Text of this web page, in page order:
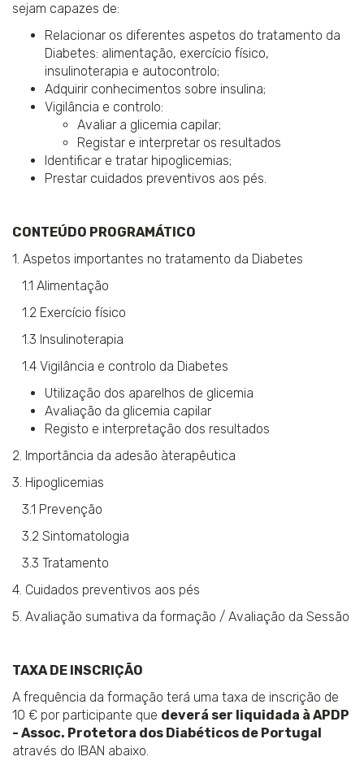
sejam capazes de:
Relacionar os diferentes aspetos do tratamento da
Diabetes: alimentação, exercício físico,
insulinoterapia e autocontrolo;
Adquirir conhecimentos sobre insulina;
Vigilância e controlo:
Avaliar a glicemia capilar;
Registar e interpretar os resultados
Identificar e tratar hipoglicemias;
Prestar cuidados preventivos aos pés.
CONTEÚDO PROGRAMÁTICO
​1. Aspetos importantes no tratamento da Diabetes
1.1 Alimentação
1.2 Exercício físico
1.3 Insulinoterapia
1.4 Vigilância e controlo da Diabetes
Utilização dos aparelhos de glicemia
Avaliação da glicemia capilar
Registo e interpretação dos resultados
2. Importância da adesão àterapêutica
3. Hipoglicemias
3.1 Prevenção
3.2 Sintomatologia
3.3 Tratamento
4. Cuidados preventivos aos pés
5. Avaliação sumativa da formação / Avaliação da Sessão
TAXA DE INSCRIÇÃO
A frequência da formação terá uma taxa de inscrição de
10 € por participante que deverá ser liquidada à APDP
- Assoc. Protetora dos Diabéticos de Portugal
através do IBAN abaixo.